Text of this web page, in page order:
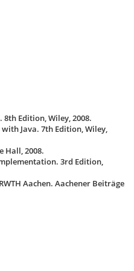
8th Edition, Wiley, 2008.
with Java. 7th Edition, Wiley,
Hall, 2008.
3rd Edition,
Aachen. Aachener Beiträge